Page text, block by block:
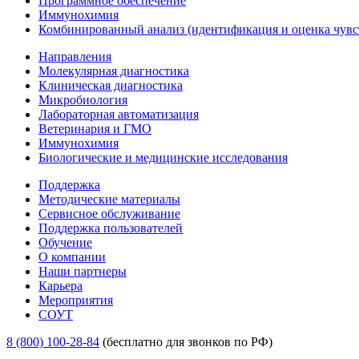
Иммунохимия
Комбинированный анализ (идентификация и оценка
Направления
Молекулярная диагностика
Клиническая диагностика
Микробиология
Лабораторная автоматизация
Ветеринария и ГМО
Иммунохимия
Биологические и медицинские исследования
Поддержка
Методические материалы
Сервисное обслуживание
Поддержка пользователей
Обучение
О компании
Наши партнеры
Карьера
Мероприятия
СОУТ
8 (800) 100-28-84 (бесплатно для звонков по РФ)